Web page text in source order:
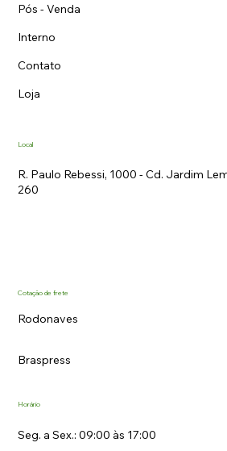
Pós - Venda
Interno
Contato
Loja
Local
R. Paulo Rebessi, 1000 - Cd. Jardim
260
Cotação de frete
Rodonaves
Braspress
Horário
Seg. a Sex.: 09:00 às 17:00